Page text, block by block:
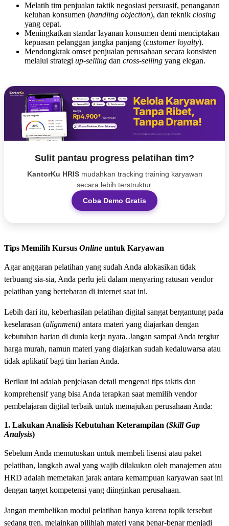
Melatih tim penjualan taktik negosiasi persuasif, penanganan
keluhan konsumen (handling objection), dan teknik closing
yang cepat.
Meningkatkan standar layanan konsumen demi menciptakan
kepuasan pelanggan jangka panjang (customer loyalty).
Mendongkrak omset penjualan perusahaan secara konsisten
melalui strategi up-selling dan cross-selling yang elegan.
Sulit pantau progress pelatihan tim?
KantorKu HRISmudahkan tracking training karyawan
secara lebih terstruktur.
Coba Demo Gratis
Tips Memilih Kursus Online untuk Karyawan
Agar anggaran pelatihan yang sudah Anda alokasikan tidak
terbuang sia-sia, Anda perlu jeli dalam menyaring ratusan vendor
pelatihan yang bertebaran di internet saat ini.
Lebih dari itu, keberhasilan pelatihan digital sangat bergantung pada
keselarasan (alignment) antara materi yang diajarkan dengan
kebutuhan harian di dunia kerja nyata. Jangan sampai Anda tergiur
harga murah, namun materi yang diajarkan sudah kedaluwarsa atau
tidak aplikatif bagi tim harian Anda.
Berikut ini adalah penjelasan detail mengenai tips taktis dan
komprehensif yang bisa Anda terapkan saat memilih vendor
pembelajaran digital terbaik untuk memajukan perusahaan Anda:
1. Lakukan Analisis Kebutuhan Keterampilan (Skill Gap
Analysis)
Sebelum Anda memutuskan untuk membeli lisensi atau paket
pelatihan, langkah awal yang wajib dilakukan oleh manajemen atau
HRD adalah memetakan jarak antara kemampuan karyawan saat ini
dengan target kompetensi yang diinginkan perusahaan.
Jangan membelikan modul pelatihan hanya karena topik tersebut
sedang tren, melainkan pilihlah materi yang benar-benar menjadi